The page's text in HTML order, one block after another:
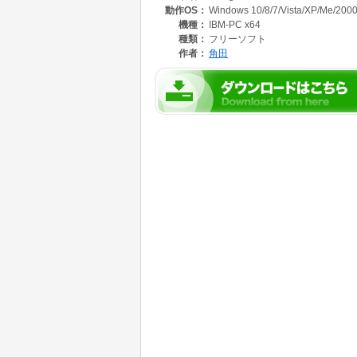
るツールが添付されていますので手でコーデ
[x64]にも対応しています。
動作OS： Windows 10/8/7/Vista/XP/Me/2000
機種：
IBM-PC x64
種類： フリーソフト
作者： 角田